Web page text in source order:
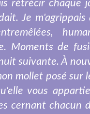
rétrécir chaque
Je
Moments de
suivante. À
mollet posé sur
vous
cernant chacun